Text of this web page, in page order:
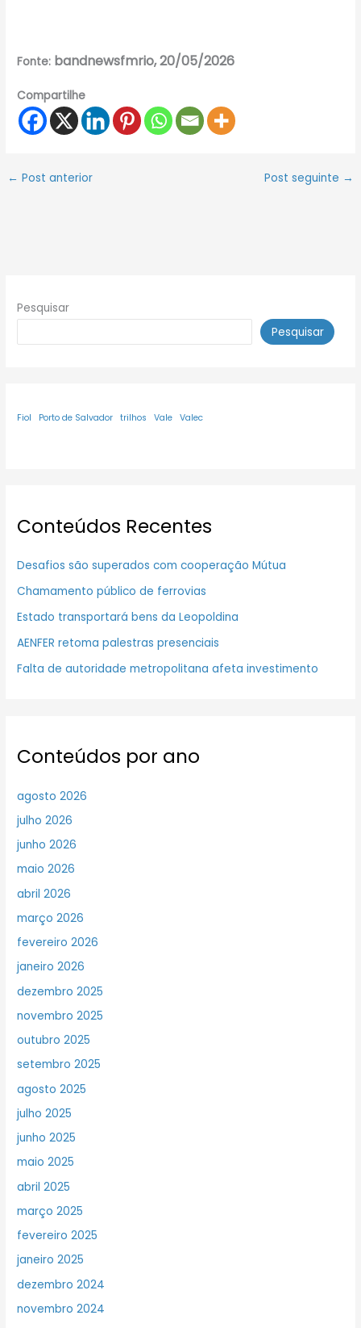
Fonte: bandnewsfmrio, 20/05/2026
Compartilhe
← Post anterior Post seguinte →
Pesquisar
Pesquisar
Fiol Porto de Salvador trilhos Vale Valec
Conteúdos Recentes
Desafios são superados com cooperação Mútua
Chamamento público de ferrovias
Estado transportará bens da Leopoldina
AENFER retoma palestras presenciais
Falta de autoridade metropolitana afeta investimento
Conteúdos por ano
agosto 2026
julho 2026
junho 2026
maio 2026
abril 2026
março 2026
fevereiro 2026
janeiro 2026
dezembro 2025
novembro 2025
outubro 2025
setembro 2025
agosto 2025
julho 2025
junho 2025
maio 2025
abril 2025
março 2025
fevereiro 2025
janeiro 2025
dezembro 2024
novembro 2024